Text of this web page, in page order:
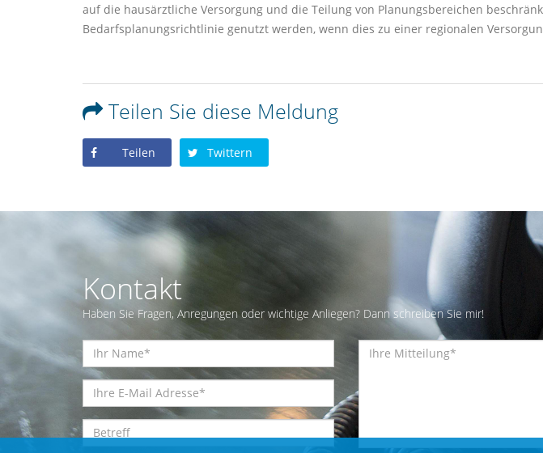
auf die hausärztliche Versorgung und die Teilung von Planungsbereichen
Bedarfsplanungsrichtlinie genutzt werden, wenn dies zu einer regionalen
Teilen Sie diese Meldung
Teilen Twittern
Kontakt
Haben Sie Fragen, Anregungen oder wichtige Anliegen? Dann schreiben Sie mir!